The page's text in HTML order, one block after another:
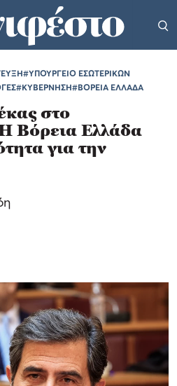
#ΥΠΟΥΡΓΕΙΟ ΕΣΩΤΕΡΙΚΩΝ
#ΚΥΒΕΡΝΗΣΗ#ΒΟΡΕΙΑ ΕΛΛΑΔΑ
στο
Βόρεια Ελλάδα
για την